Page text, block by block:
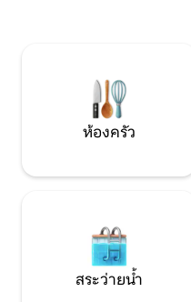
ไกลที่นี่มีทุกสิ่งที่คุณต้องการ
สถานที่พักผ่อนที่น่าจดจำ!
ห้องครัว
สระว่ายน้ำ